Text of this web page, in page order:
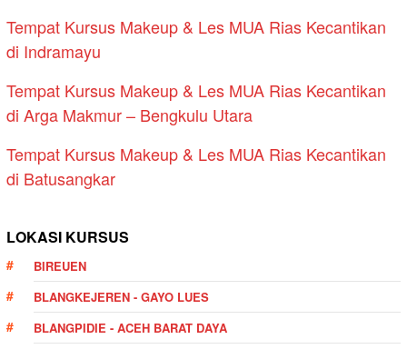
Tempat Kursus Makeup & Les MUA Rias Kecantikan
di Indramayu
Tempat Kursus Makeup & Les MUA Rias Kecantikan
di Arga Makmur – Bengkulu Utara
Tempat Kursus Makeup & Les MUA Rias Kecantikan
di Batusangkar
LOKASI KURSUS
BIREUEN
BLANGKEJEREN - GAYO LUES
BLANGPIDIE - ACEH BARAT DAYA